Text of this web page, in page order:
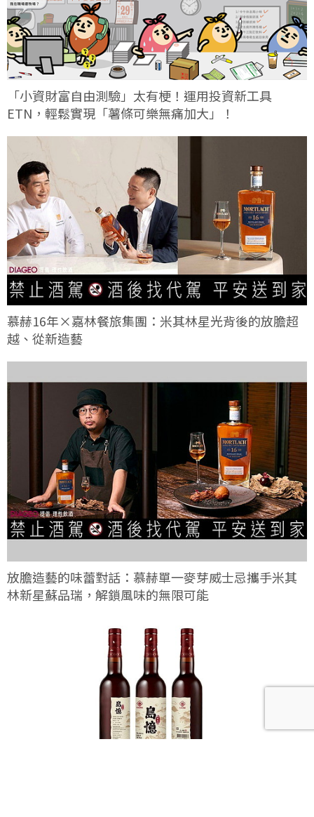
「小資財富自由測驗」太有梗！運用投資新工具
ETN，輕鬆實現「薯條可樂無痛加大」！
慕赫16年×嘉林餐旅集團：米其林星光背後的放膽超
越、從新造藝
放膽造藝的味蕾對話：慕赫單一麥芽威士忌攜手米其
林新星蘇品瑞，解鎖風味的無限可能